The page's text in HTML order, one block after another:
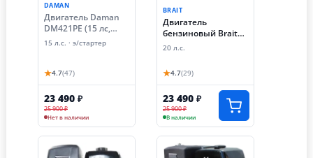
DAMAN
Двигатель Daman
DM421PE (15 лc,
электростартер, 25
15 л.с. · э/стартер
★4.7(47)
23 490 ₽
25 900 ₽
Нет в наличии
BRAIT
Двигатель
бензиновый Brait
BR480P (20 лс,
20 л.с.
★4.7(29)
23 490 ₽
25 900 ₽
В наличии